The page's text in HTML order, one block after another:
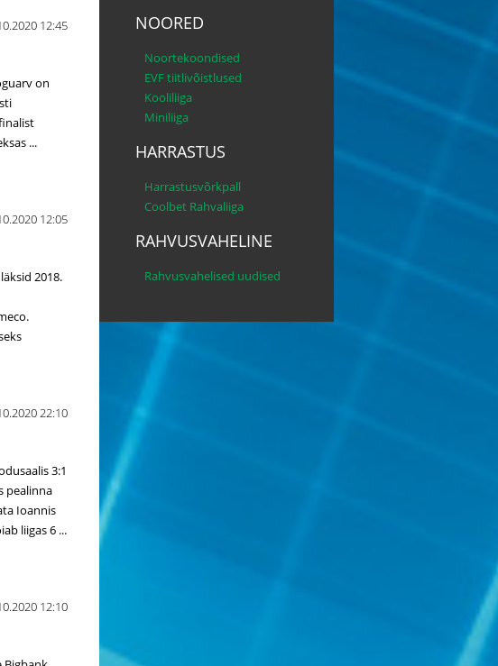
12:45
on
...
12:05
2018.
22:10
3:1
pealinna
Ioannis
liigas 6 ...
12:10
NOORED
Noortekoondised
EVF tiitlivõistlused
Kooliliiga
Miniliiga
HARRASTUS
Harrastusvõrkpall
Coolbet Rahvaliiga
RAHVUSVAHELINE
Rahvusvahelised uudised